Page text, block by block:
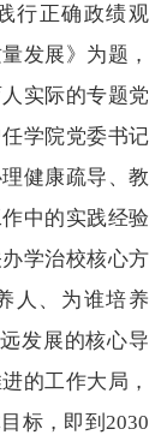
行正确政绩观
发展》为题，
实际的专题党
学院党委书记
健康疏导、教
中的实践经验
学治校核心方
人、为谁培养
发展的核心导
的工作大局，
标，即到 2030